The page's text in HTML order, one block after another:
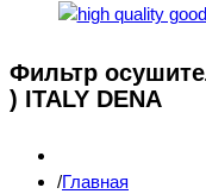
Фильтр
) ITALY DENA
Главная